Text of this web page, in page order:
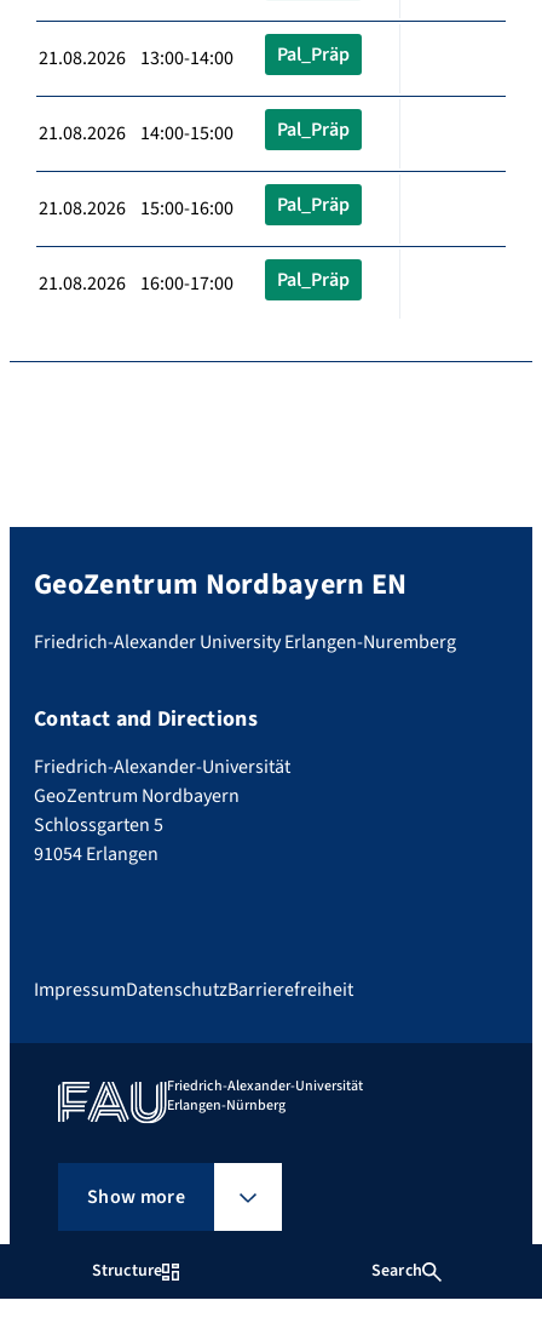
Structure Search
21.08.2026 13:00-14:00 Pal_Präp
21.08.2026 14:00-15:00 Pal_Präp
21.08.2026 15:00-16:00 Pal_Präp
21.08.2026 16:00-17:00 Pal_Präp
GeoZentrum Nordbayern EN
Friedrich-Alexander University Erlangen-Nuremberg
Contact and Directions
Friedrich-Alexander-Universität
GeoZentrum Nordbayern
Schlossgarten 5
91054 Erlangen
ImpressumDatenschutzBarrierefreiheit
Friedrich-Alexander-Universität
Erlangen-Nürnberg
Show more